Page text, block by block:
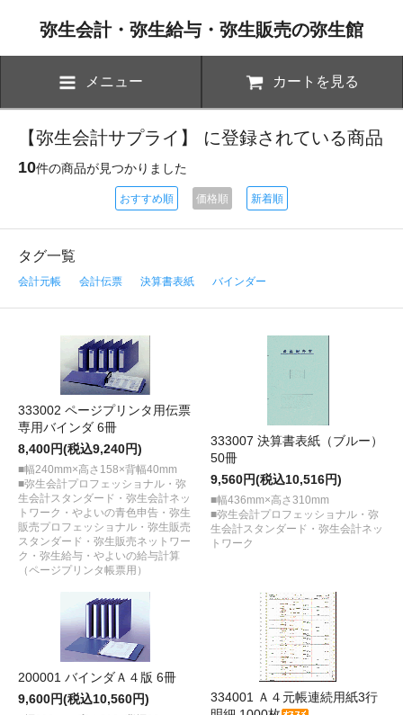
弥生会計・弥生給与・弥生販売の弥生館
メニュー カートを見る
【弥生会計サプライ】 に登録されている商品
10件の商品が見つかりました
おすすめ順 価格順 新着順
タグ一覧
会計元帳 会計伝票 決算書表紙 バインダー
333002 ページプリンタ用伝票
専用バインダ 6冊
8,400円(税込9,240円)
■幅240mm×高さ158×背幅40mm
■弥生会計プロフェッショナル・弥
生会計スタンダード・弥生会計ネッ
トワーク・やよいの青色申告・弥生
販売プロフェッショナル・弥生販売
スタンダード・弥生販売ネットワー
ク・弥生給与・やよいの給与計算
（ページプリンタ帳票用）
333007 決算書表紙（ブルー）
50冊
9,560円(税込10,516円)
■幅436mm×高さ310mm
■弥生会計プロフェッショナル・弥
生会計スタンダード・弥生会計ネッ
トワーク
200001 バインダＡ４版 6冊
9,600円(税込10,560円)
334001 Ａ４元帳連続用紙3行